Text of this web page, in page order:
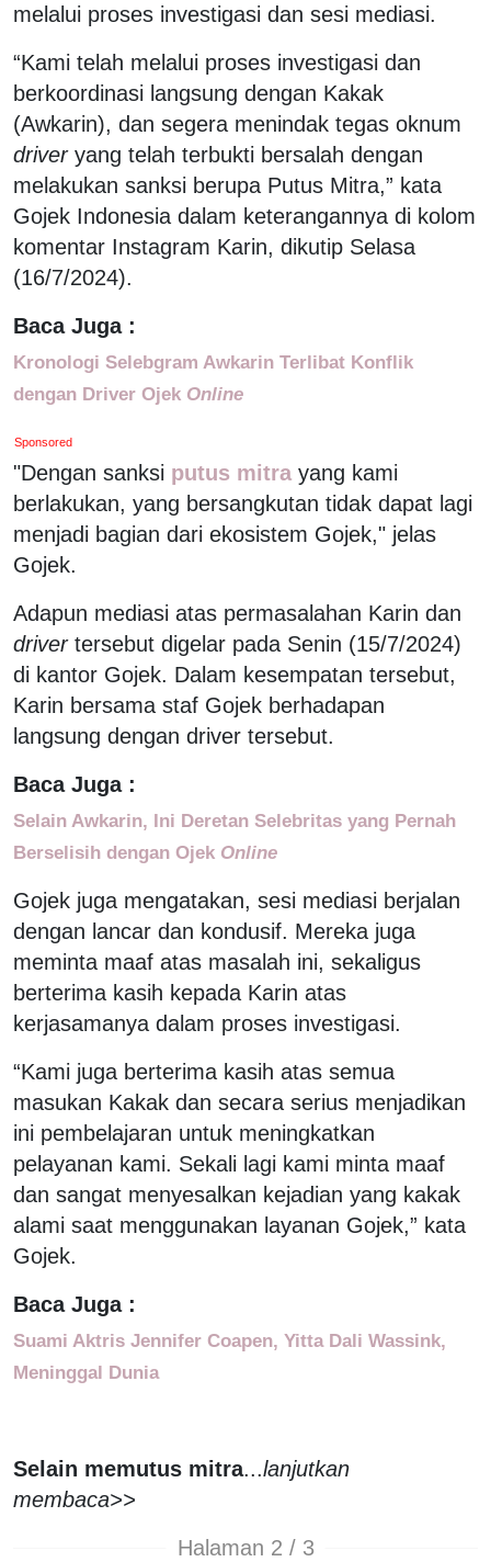
melalui proses investigasi dan sesi mediasi.
“Kami telah melalui proses investigasi dan
berkoordinasi langsung dengan Kakak
(Awkarin), dan segera menindak tegas oknum
driveryang telah terbukti bersalah dengan
melakukan sanksi berupa Putus Mitra,” kata
Gojek Indonesia dalam keterangannya di kolom
komentar Instagram Karin, dikutip Selasa
(16/7/2024).
Baca Juga :
Kronologi Selebgram Awkarin Terlibat Konflik
dengan Driver Ojek Online
Sponsored
"Dengan sanksi putus mitra yang kami
berlakukan, yang bersangkutan tidak dapat lagi
menjadi bagian dari ekosistem Gojek," jelas
Gojek.
Adapun mediasi atas permasalahan Karin dan
drivertersebut digelar pada Senin (15/7/2024)
di kantor Gojek. Dalam kesempatan tersebut,
Karin bersama staf Gojek berhadapan
langsung dengan driver tersebut.
Baca Juga :
Selain Awkarin, Ini Deretan Selebritas yang Pernah
Berselisih dengan Ojek Online
Gojek juga mengatakan, sesi mediasi berjalan
dengan lancar dan kondusif. Mereka juga
meminta maaf atas masalah ini, sekaligus
berterima kasih kepada Karin atas
kerjasamanya dalam proses investigasi.
“Kami juga berterima kasih atas semua
masukan Kakak dan secara serius menjadikan
ini pembelajaran untuk meningkatkan
pelayanan kami. Sekali lagi kami minta maaf
dan sangat menyesalkan kejadian yang kakak
alami saat menggunakan layanan Gojek,” kata
Gojek.
Baca Juga :
Suami Aktris Jennifer Coapen, Yitta Dali Wassink,
Meninggal Dunia
Selain memutus mitra...lanjutkan
membaca>>
Halaman 2 / 3